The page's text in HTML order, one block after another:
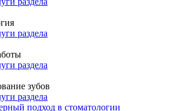
раздела
раздела
зубов
раздела
подход в стоматологии